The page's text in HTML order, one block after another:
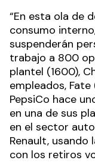
“En esta ola de
consumo
suspenderán
trabajo a 800
plantel (1600),
empleados,
PepsiCo hace
en una de sus
en el sector
Renault, usando
con los retiros